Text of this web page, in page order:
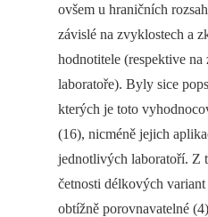
ovšem u hraničních
závislé na zvyklostech a
hodnotitele (respektive
laboratoře). Byly sice
kterých je toto
(16), nicméně jejich
jednotlivých laboratoří. Z
četnosti délkových
obtížně porovnavatelné